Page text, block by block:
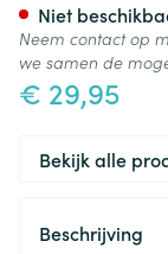
€ 29,95
Niet
Neem contact op
we samen de
Bekijk alle
Beschrijving